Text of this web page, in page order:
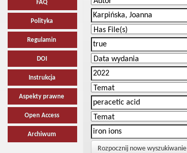
FAQ
Polityka
Regulamin
DOI
Instrukcja
Aspekty prawne
Open Access
Archiwum
Rozpocznij nowe wyszukiwanie